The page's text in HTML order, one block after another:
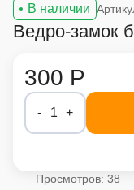
В наличии
Ведро-замок
300 Р
- 1 +
Просмотров: 38